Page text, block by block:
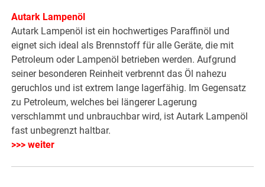
Autark Lampenöl
Autark Lampenöl ist ein hochwertiges Paraffinöl und
eignet sich ideal als Brennstoff für alle Geräte, die mit
Petroleum oder Lampenöl betrieben werden. Aufgrund
seiner besonderen Reinheit verbrennt das Öl nahezu
geruchlos und ist extrem lange lagerfähig. Im Gegensatz
zu Petroleum, welches bei längerer Lagerung
verschlammt und unbrauchbar wird, ist Autark Lampenöl
fast unbegrenzt haltbar.
>>> weiter